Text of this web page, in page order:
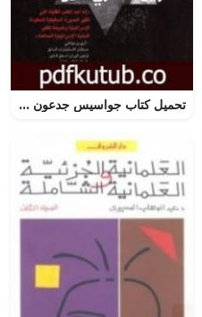
تحميل كتاب جواسيس جدعون – التاريخ السري للموساد PDF تأليف غوردون توماس مجانا [كامل]